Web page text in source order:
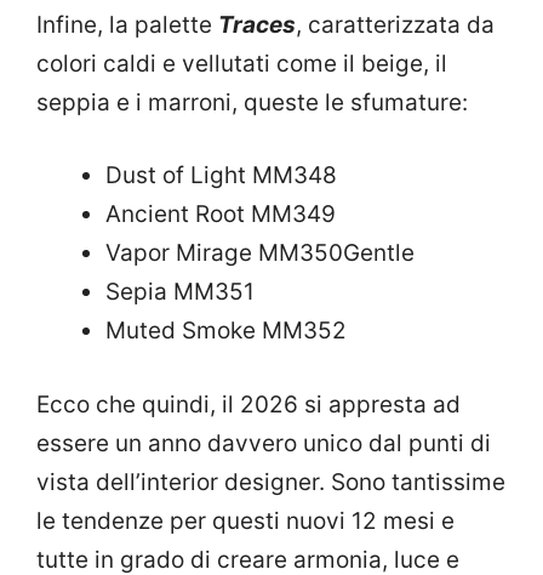
Infine, la palette Traces, caratterizzata da
colori caldi e vellutati come il beige, il
seppia e i marroni, queste le sfumature:
Dust of Light MM348
Ancient Root MM349
Vapor Mirage MM350Gentle
Sepia MM351
Muted Smoke MM352
Ecco che quindi, il 2026 si appresta ad
essere un anno davvero unico dal punti di
vista dell’interior designer. Sono tantissime
le tendenze per questi nuovi 12 mesi e
tutte in grado di creare armonia, luce e